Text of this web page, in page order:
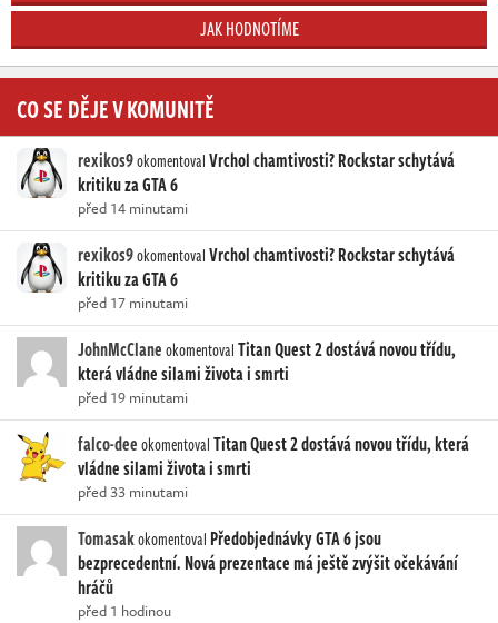
JAK HODNOTÍME
CO SE DĚJE V KOMUNITĚ
rexikos9okomentovalVrchol chamtivosti? Rockstar schytává
kritiku za GTA 6
před 14 minutami
rexikos9okomentovalVrchol chamtivosti? Rockstar schytává
kritiku za GTA 6
před 17 minutami
JohnMcClaneokomentovalTitan Quest 2 dostává novou třídu,
která vládne silami života i smrti
před 19 minutami
falco-deeokomentovalTitan Quest 2 dostává novou třídu, která
vládne silami života i smrti
před 33 minutami
Tomasakokomentoval Předobjednávky GTA 6 jsou
bezprecedentní. Nová prezentace má ještě zvýšit očekávání
hráčů
před 1 hodinou